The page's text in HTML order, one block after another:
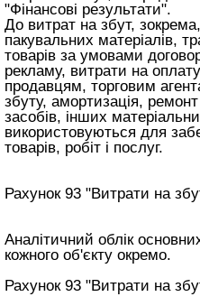
"Фінансові результати".
До витрат на збут,
пакувальних матеріалів,
товарів за умовами
рекламу, витрати на оплату
продавцям, торговим
збуту, амортизація,
засобів, інших
використовуються для
товарів, робіт і послуг.
Рахунок 93 "Витрати на
Аналітичний облік
кожного об'єкту окремо.
Рахунок 93 "Витрати на